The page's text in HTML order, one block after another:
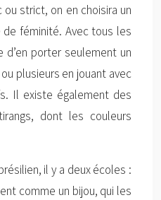
ou strict, on en choisira un
féminité. Avec tous les
porter seulement un
plusieurs en jouant avec
Il existe également des
dont les couleurs
il y a deux écoles :
comme un bijou, qui les